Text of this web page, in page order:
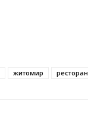
житомир ресторан